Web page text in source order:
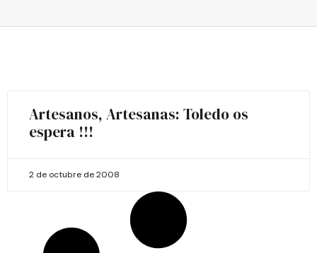
Artesanos, Artesanas: Toledo os
espera !!!
2 de octubre de 2008